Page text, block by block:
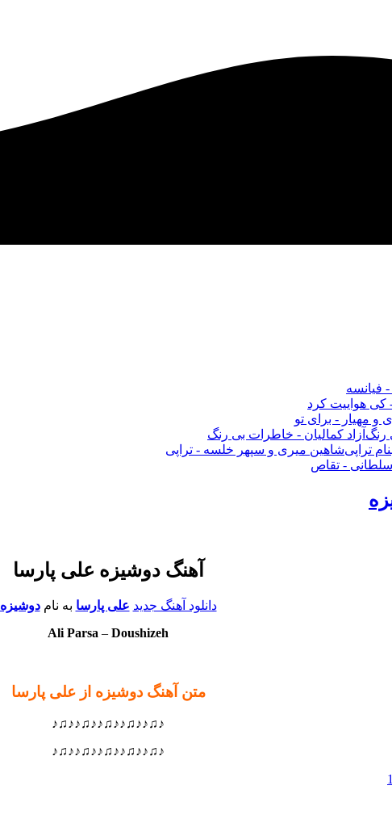
فیانسه
- کی هواییت کرد
و مهیار - برای تو
آزاد کمالیان - خاطرات بی رنگ
شاهین میری و سپهر خلسه - تراپی
سلطانی - تقاص
آهنگ دوشیزه علی پارسا
دانلود آهنگ جدید علی پارسا به نامدوشیزه
Ali Parsa – Doushizeh
متن آهنگ دوشیزه از علی پارسا
♪♫♪♪♫♪♪♫♪♪♫♪♪♫♪
♪♫♪♪♫♪♪♫♪♪♫♪♪♫♪